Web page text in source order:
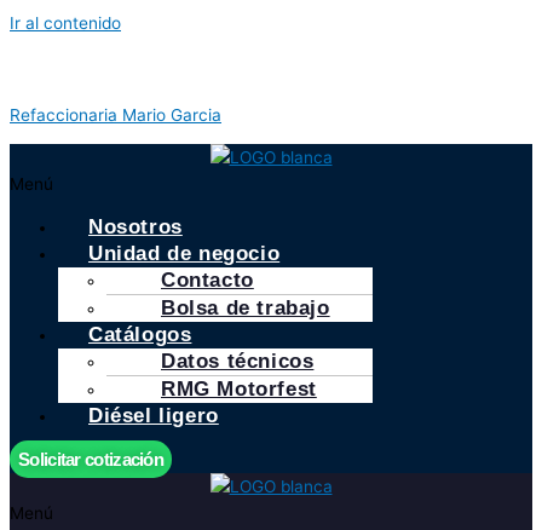
Ir al contenido
Refaccionaria Mario Garcia
Menú
Nosotros
Unidad de negocio
Contacto
Bolsa de trabajo
Catálogos
Datos técnicos
RMG Motorfest
Diésel ligero
Solicitar cotización
Menú